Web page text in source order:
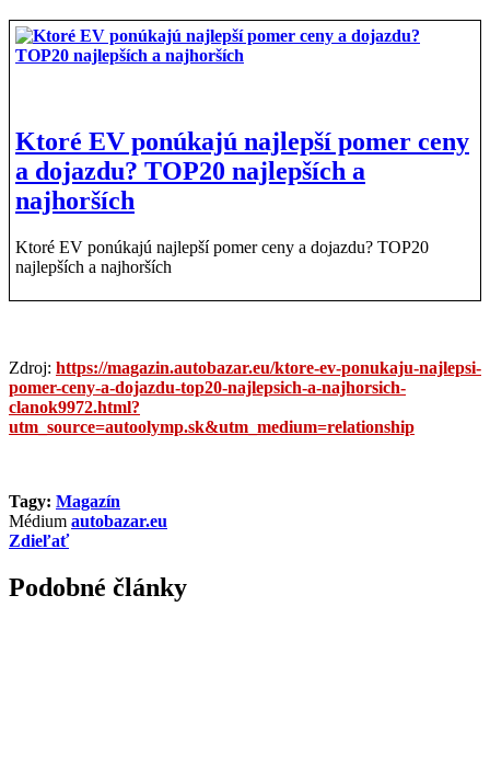
Ktoré EV ponúkajú najlepší pomer ceny
a dojazdu? TOP20 najlepších a
najhorších
Ktoré EV ponúkajú najlepší pomer ceny a dojazdu? TOP20
najlepších a najhorších
Zdroj: https://magazin.autobazar.eu/ktore-ev-ponukaju-najlepsi-
pomer-ceny-a-dojazdu-top20-najlepsich-a-najhorsich-
clanok9972.html?
utm_source=autoolymp.sk&utm_medium=relationship
Tagy: Magazín
Médium autobazar.eu
Zdieľať
Podobné články